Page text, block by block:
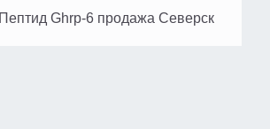
Пептид Ghrp-6 продажа Северск